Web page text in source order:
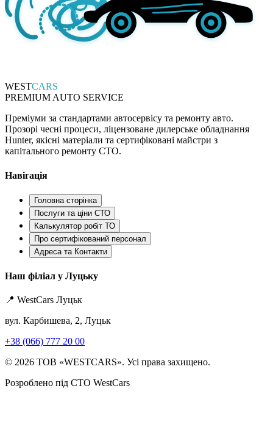
WESTCARS
PREMIUM AUTO SERVICE
Преміуми за стандартами автосервісу та ремонту авто.
Прозорі чесні процеси, ліцензоване дилерське обладнання
Hunter, якісні матеріали та сертифіковані майстри з
капітального ремонту СТО.
Навігація
Головна сторінка
Послуги та ціни СТО
Калькулятор робіт ТО
Про сертифікований персонал
Адреса та Контакти
Наш філіал у Луцьку
📍 WestCars Луцьк
вул. Карбишева, 2, Луцьк
+38 (066) 777 20 00
© 2026 ТОВ «WESTCARS». Усі права захищено.
Розроблено під СТО WestCars